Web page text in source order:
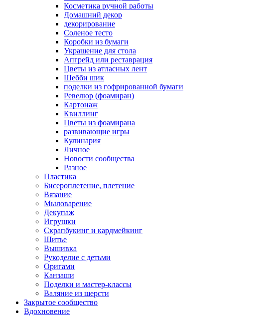
Косметика ручной работы
Домашний декор
декорирование
Соленое тесто
Коробки из бумаги
Украшение для стола
Апгрейд или реставрация
Цветы из атласных лент
Шебби шик
поделки из гофрированной бумаги
Ревелюр (фоамиран)
Картонаж
Квиллинг
Цветы из фоамирана
развивающие игры
Кулинария
Личное
Новости сообщества
Разное
Пластика
Бисероплетение, плетение
Вязание
Мыловарение
Декупаж
Игрушки
Скрапбукинг и кардмейкинг
Шитье
Вышивка
Рукоделие с детьми
Оригами
Канзаши
Поделки и мастер-классы
Валяние из шерсти
Закрытое сообщество
Вдохновение